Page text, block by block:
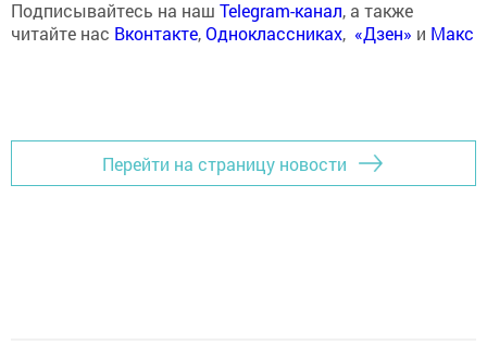
Подписывайтесь на наш Telegram-канал, а также
читайте нас Вконтакте,Одноклассниках, «Дзен» и Макс
Перейти на страницу новости